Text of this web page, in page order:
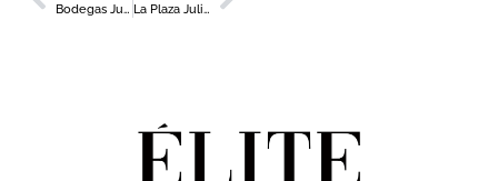
Bodegas Juan Gil, galardonada en AEMARK 2025 por su apuesta por la sostenibilidad La Plaza Julián Romea sacará sus mejores galas con la 7ª edición de Murcia es Moda